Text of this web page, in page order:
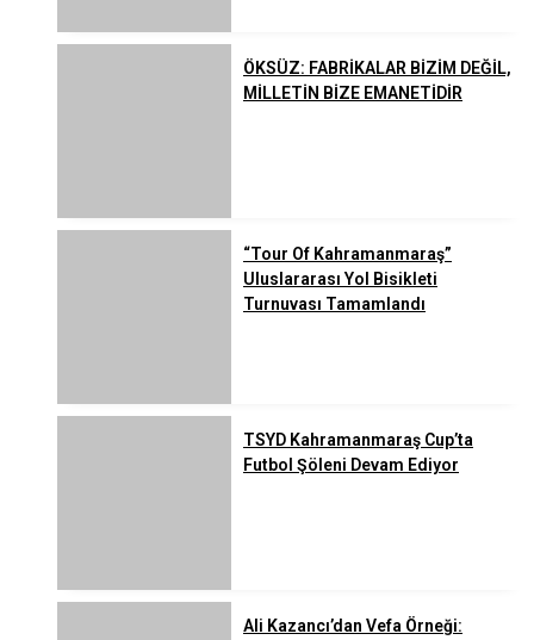
ÖKSÜZ: FABRİKALAR BİZİM DEĞİL,
MİLLETİN BİZE EMANETİDİR
“Tour Of Kahramanmaraş”
Uluslararası Yol Bisikleti
Turnuvası Tamamlandı
TSYD Kahramanmaraş Cup’ta
Futbol Şöleni Devam Ediyor
Ali Kazancı’dan Vefa Örneği: